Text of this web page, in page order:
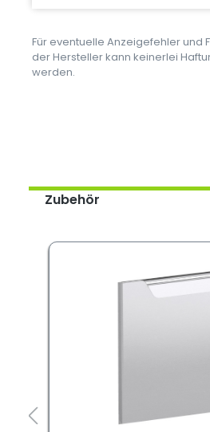
Für eventuelle Anzeigefehler und
der Hersteller kann keinerlei
werden.
Zubehör